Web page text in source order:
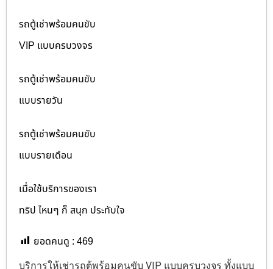
รถตู้เช่าพร้อมคนขับ
VIP แบบครบวงจร
รถตู้เช่าพร้อมคนขับ
แบบรายวัน
รถตู้เช่าพร้อมคนขับ
แบบรายเดือน
เมื่อใช้บริการของเรา
ทริป ไหนๆ ก็ สนุก ประทับใจ
ยอดคนดู : 469
บริการให้เช่ารถตู้พร้อมคนขับ VIP แบบครบวงจร ทั้งแบบ